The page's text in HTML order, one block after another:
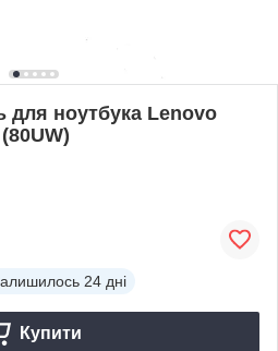
для ноутбука Lenovo
24 дні
Купити